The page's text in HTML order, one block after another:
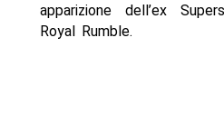
apparizione dell’ex
Royal Rumble.